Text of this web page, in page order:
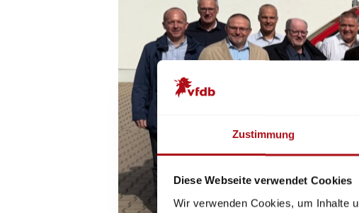
Zustimmung
Diese Webseite verwendet Cookies
Wir verwenden Cookies, um Inhalte